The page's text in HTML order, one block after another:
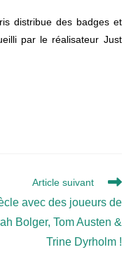
distribue des badges et
par le réalisateur Just
Article suivant
avec des joueurs de
Bolger, Tom Austen &
Trine Dyrholm !